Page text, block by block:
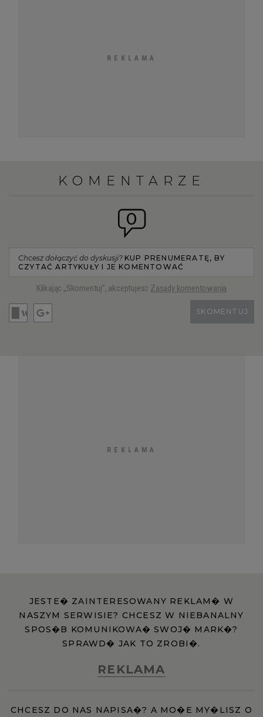
KOMENTARZE
0
Chcesz dołączyć do dyskusji? KUP PRENUMERATĘ, BY
CZYTAĆ ARTYKUŁY I JE KOMENTOWAĆ
Klikając „Skomentuj”, akceptujesz Zasady komentowania
SKOMENTUJ
JESTE� ZAINTERESOWANY REKLAM� W
NASZYM SERWISIE? CHCESZ W NIEBANALNY
SPOS�B KOMUNIKOWA� SWOJ� MARK�?
SPRAWD� JAK TO ZROBI�.
REKLAMA
CHCESZ DO NAS NAPISA�? A MO�E MY�LISZ O